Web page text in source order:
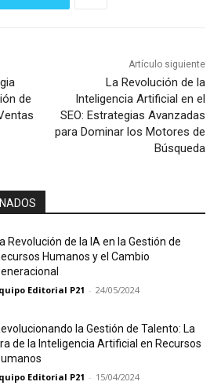
de
Artículo siguiente
La Revolución de la
Inteligencia Artificial en el
SEO: Estrategias Avanzadas
para Dominar los Motores de
Búsqueda
Revolución de la IA en la Gestión de
Humanos y el Cambio
Editorial P21 - 24/05/2024
la Gestión de Talento: La
de la Inteligencia Artificial en Recursos
Editorial P21 - 15/04/2024